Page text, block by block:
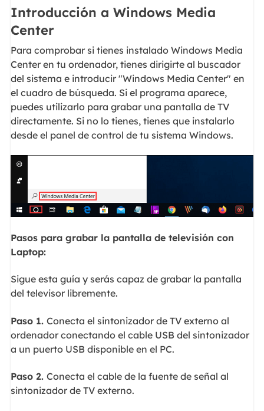
Introducción a Windows Media
Center
Para comprobar si tienes instalado Windows Media
Center en tu ordenador, tienes dirigirte al buscador
del sistema e introducir "Windows Media Center" en
el cuadro de búsqueda. Si el programa aparece,
puedes utilizarlo para grabar una pantalla de TV
directamente. Si no lo tienes, tienes que instalarlo
desde el panel de control de tu sistema Windows.
Pasos para grabar la pantalla de televisión con
Laptop:
Sigue esta guía y serás capaz de grabar la pantalla
del televisor libremente.
Paso 1. Conecta el sintonizador de TV externo al
ordenador conectando el cable USB del sintonizador
a un puerto USB disponible en el PC.
Paso 2. Conecta el cable de la fuente de señal al
sintonizador de TV externo.